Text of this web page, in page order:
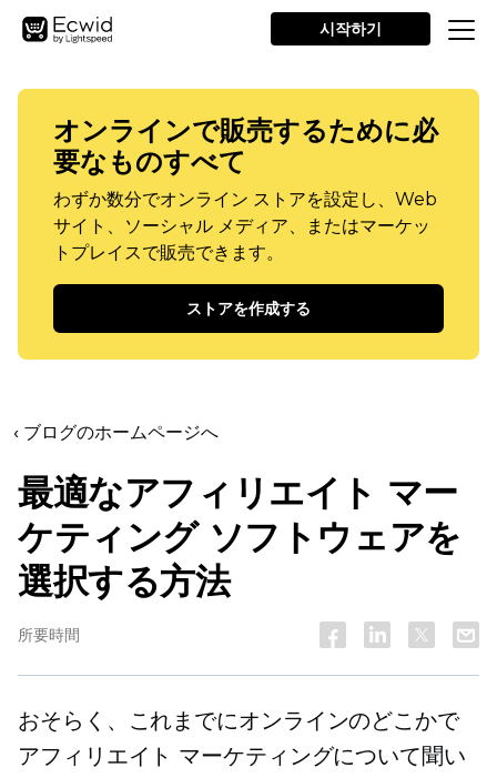
시작하기
オンラインで販売するために必
要なものすべて
わずか数分でオンライン ストアを設定し、Web
サイト、ソーシャル メディア、またはマーケッ
トプレイスで販売できます。
ストアを作成する
‹ ブログのホームページへ
最適なアフィリエイト マー
ケティング ソフトウェアを
選択する方法
所要時間
おそらく、これまでにオンラインのどこかで
アフィリエイト マーケティングについて聞い